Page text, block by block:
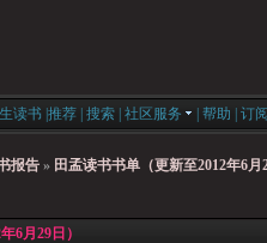
读书 推荐 搜索 社区服务 帮助 订
报告 » 田孟读书书单（更新至2012年6月
6月29日）